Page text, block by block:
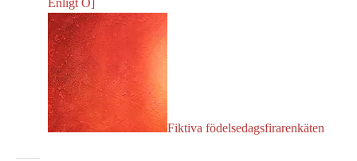
Enligt O]
Fiktiva födelsedagsfirarenkäten